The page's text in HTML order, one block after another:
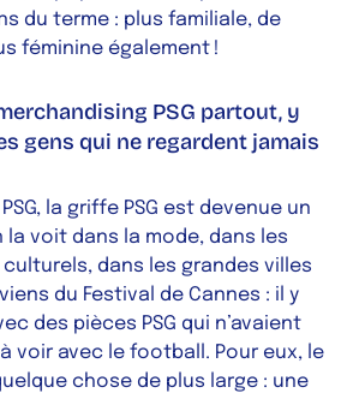
du terme : plus familiale, de
féminine également !
PSG partout, y
gens qui ne regardent jamais
la griffe PSG est devenue un
la voit dans la mode, dans les
dans les grandes villes
du Festival de Cannes : il y
des pièces PSG qui n’avaient
voir avec le football. Pour eux, le
chose de plus large : une